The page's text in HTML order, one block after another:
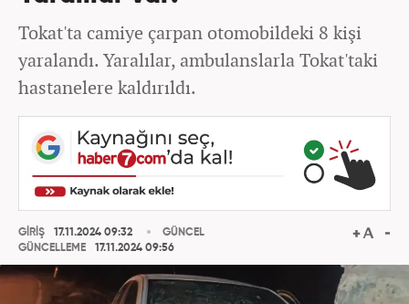
Tokat'ta camiye çarpan otomobildeki 8 kişi
yaralandı. Yaralılar, ambulanslarla Tokat'taki
hastanelere kaldırıldı.
GİRİŞ
17.11.2024 09:32
GÜNCELLEME
17.11.2024 09:56
GÜNCEL